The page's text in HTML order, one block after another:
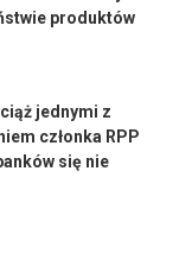
produktów
jednymi z
członka RPP
się nie